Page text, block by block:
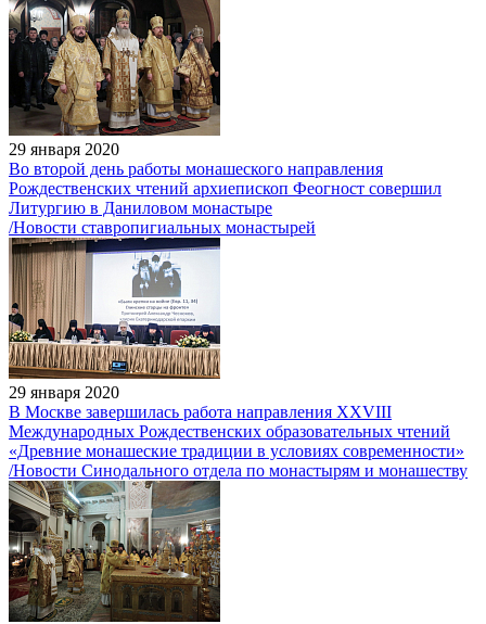
29 января 2020
Во второй день работы монашеского направления
Рождественских чтений архиепископ Феогност совершил
Литургию в Даниловом монастыре
/Новости ставропигиальных монастырей
29 января 2020
В Москве завершилась работа направления XXVIII
Международных Рождественских образовательных чтений
«Древние монашеские традиции в условиях современности»
/Новости Синодального отдела по монастырям и монашеству